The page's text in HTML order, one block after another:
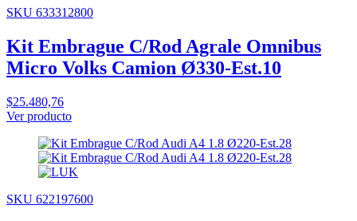
SKU 633312800
Kit Embrague C/Rod Agrale Omnibus
Micro Volks Camion Ø330-Est.10
$25.480,76
Ver producto
SKU 622197600